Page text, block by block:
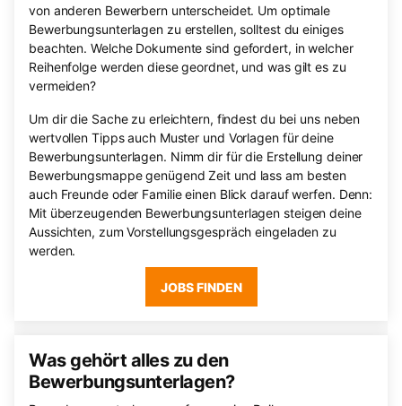
von anderen Bewerbern unterscheidet. Um optimale
Bewerbungsunterlagen zu erstellen, solltest du einiges
beachten. Welche Dokumente sind gefordert, in welcher
Reihenfolge werden diese geordnet, und was gilt es zu
vermeiden?
Um dir die Sache zu erleichtern, findest du bei uns neben
wertvollen Tipps auch Muster und Vorlagen für deine
Bewerbungsunterlagen. Nimm dir für die Erstellung deiner
Bewerbungsmappe genügend Zeit und lass am besten
auch Freunde oder Familie einen Blick darauf werfen. Denn:
Mit überzeugenden Bewerbungsunterlagen steigen deine
Aussichten, zum Vorstellungsgespräch eingeladen zu
werden.
JOBS FINDEN
Was gehört alles zu den
Bewerbungsunterlagen?